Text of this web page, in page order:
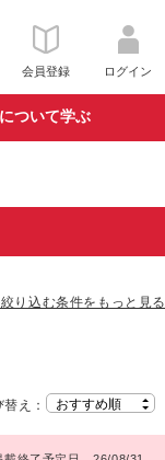
会員登録 ログイン
ついて学ぶ
り込む条件をもっと見る
替え：